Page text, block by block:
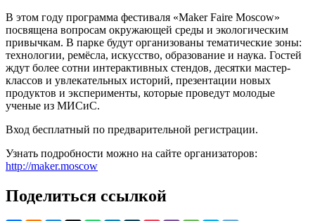
В этом году программа фестиваля «Maker Faire Moscow»
посвящена вопросам окружающей среды и экологическим
привычкам. В парке будут организованы тематические зоны:
технологии, ремёсла, искусство, образование и наука. Гостей
ждут более сотни интерактивных стендов, десятки мастер-
классов и увлекательных историй, презентации новых
продуктов и эксперименты, которые проведут молодые
ученые из МИСиС.
Вход бесплатный по предварительной регистрации.
Узнать подробности можно на сайте организаторов:
http://maker.moscow
Поделиться ссылкой